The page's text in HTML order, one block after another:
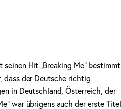
Hit „Breaking Me“ bestimmt
dass der Deutsche richtig
in Deutschland, Österreich, der
war übrigens auch der erste Titel